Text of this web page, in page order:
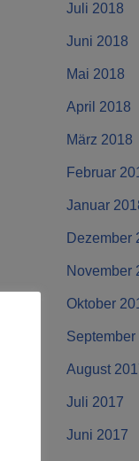
Juli 2018
Juni 2018
Mai 2018
April 2018
März 2018
Februar
Januar
Dezember
November
Oktober
September
August
Juli 2017
Juni 2017